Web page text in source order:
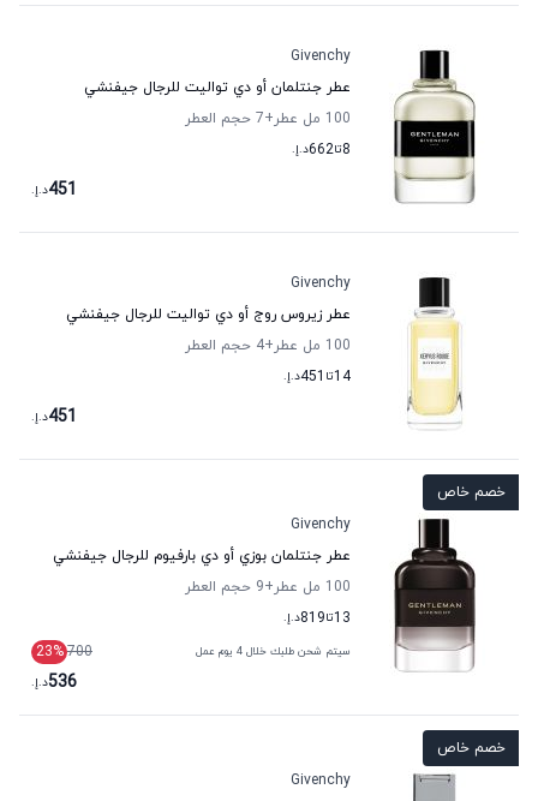
Givenchy
عطر جنتلمان أو دي تواليت للرجال جيفنشي
100 مل عطر
+7
حجم العطر
8تا662د.إ.
451د.إ.
Givenchy
عطر زيروس روج أو دي تواليت للرجال جيفنشي
100 مل عطر
+4
حجم العطر
14تا 451د.إ.
451د.إ.
خصم خاص
Givenchy
عطر جنتلمان بوزي أو دي بارفيوم للرجال جيفنشي
100 مل عطر
+9
حجم العطر
13تا819د.إ.
سيتم شحن طلبك خلال 4 يوم عمل 700
23%
536د.إ.
خصم خاص
Givenchy